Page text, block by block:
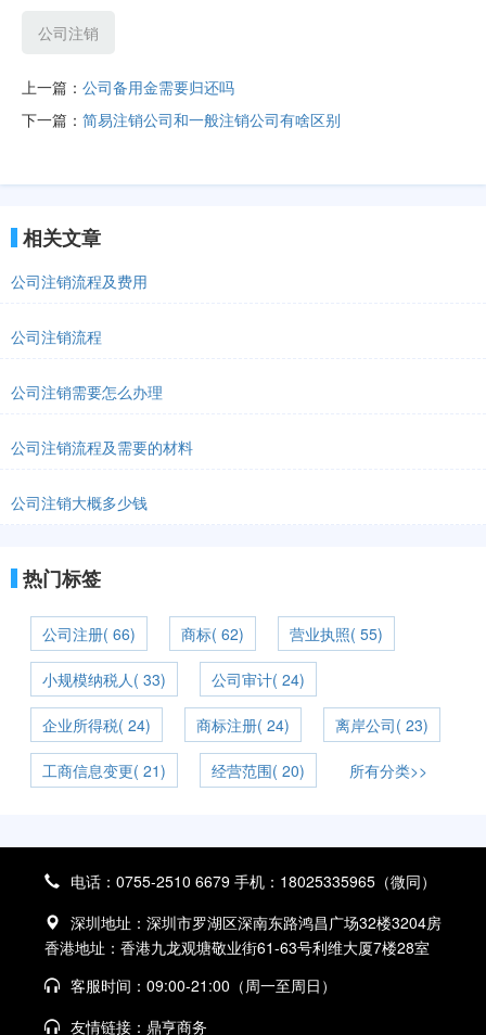
公司注销
上一篇： 公司备用金需要归还吗
下一篇： 简易注销公司和一般注销公司有啥区别
相关文章
公司注销流程及费用
公司注销流程
公司注销需要怎么办理
公司注销流程及需要的材料
公司注销大概多少钱
热门标签
公司注册( 66) 商标( 62) 营业执照( 55)
小规模纳税人( 33) 公司审计( 24)
企业所得税( 24) 商标注册( 24) 离岸公司( 23)
工商信息变更( 21) 经营范围( 20) 所有分类>>
电话：0755-2510 6679 手机：18025335965（微同）
深圳地址：深圳市罗湖区深南东路鸿昌广场32楼3204房
香港地址：香港九龙观塘敬业街61-63号利维大厦7楼28室
客服时间：09:00-21:00（周一至周日）
友情链接： 鼎亨商务